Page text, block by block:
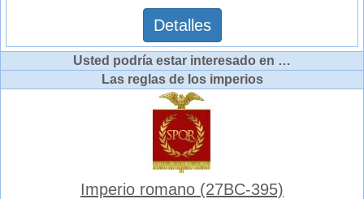
Detalles
Usted podría estar interesado en …
Las reglas de los imperios
Imperio romano (27BC-395)